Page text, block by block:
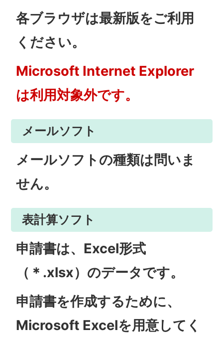
各ブラウザは最新版をご利用
ください。
Microsoft Internet Explorer
は利用対象外です。
メールソフト
メールソフトの種類は問いま
せん。
表計算ソフト
申請書は、Excel形式
（＊.xlsx）のデータです。
申請書を作成するために、
Microsoft Excelを用意してく